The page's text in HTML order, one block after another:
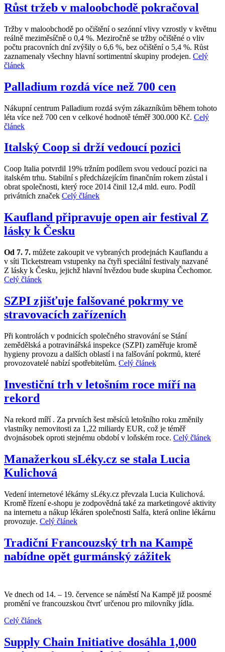
Růst tržeb v maloobchodě pokračoval
Tržby v maloobchodě po očištění o sezónní vlivy vzrostly v květnu
reálně meziměsíčně o 0,4 %. Meziročně se tržby očištěné o vliv
počtu pracovních dní zvýšily o 6,6 %, bez očištění o 5,4 %. Růst
zaznamenaly všechny hlavní sortimentní skupiny prodejen. Celý
článek
Palladium rozdá více než 700 cen
Nákupní centrum Palladium rozdá svým zákazníkům během tohoto
léta více než 700 cen v celkové hodnotě téměř 300.000 Kč. Celý
článek
Italský Coop si drží vedoucí pozici
Coop Italia potvrdil 19% tržním podílem svou vedoucí pozici na
italském trhu. Stabilní s předcházejícím finančním rokem zůstal i
obrat společnosti, který roce 2014 činil 12,4 mld. euro. Podíl
privátních značek Celý článek
Kaufland připravuje open air festival Z
lásky k Česku
Od 7. 7. můžete zakoupit ve vybraných prodejnách Kauflandu a
v síti Ticketstream vstupenky na čtyři speciální festivaly nazvané
Z lásky k Česku, jejichž hlavní hvězdou bude skupina Čechomor.
Celý článek
SZPI zjišťuje falšované pokrmy ve
stravovacích zařízeních
Při kontrolách v podnicích společného stravování se Stání
zemědělská a potravinářská inspekce (SZPI) zaměřuje kromě
hygieny provozu a dalších oblastí i na falšování pokrmů, které
provozovatelé nabízí spotřebitelům. Celý článek
Investiční trh v letošním roce míří na
rekord
Na rekord míří . Za prvních šest měsíců letošního roku změnily
vlastníky nemovitosti za 1,22 miliardy EUR, což je téměř
dvojnásobek oproti stejnému období v loňském roce. Celý článek
Manažerkou sLéky.cz se stala Lucia
Kulichová
Vedení internetové lékárny sLéky.cz převzala Lucia Kulichová.
Kromě řízení e-shopu je zodpovědná také za marketingové aktivity
na internetu a nákup lékáren společnosti Salfa, která online lékárnu
provozuje. Celý článek
Tradiční Francouzský trh na Kampě
nabídne opět gurmánský zážitek
Ve dnech od 14. – 19. července se náměstí Na Kampě již poosmé
promění ve francouzskou čtvrť určenou pro milovníky jídla.
Celý článek
Supply Chain Initiative dosáhla 1,000